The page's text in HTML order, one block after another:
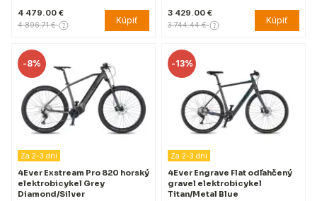
4 479.00 €
4 896.71 € Kúpiť
3 429.00 €
3 744.44 € Kúpiť
-8%
Za 2-3 dni
4Ever Exstream Pro 820 horský
elektrobicykel Grey
Diamond/Silver
-13%
Za 2-3 dni
4Ever Engrave Flat odľahčený
gravel elektrobicykel
Titan/Metal Blue